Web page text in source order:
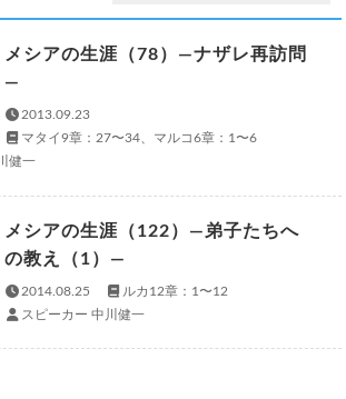
メシアの生涯（78）—ナザレ再訪問
—
2013.09.23
マタイ9章：27〜34、マルコ6章：1〜6
健一
メシアの生涯（122）—弟子たちへ
の教え（1）—
2014.08.25
ルカ12章：1〜12
スピーカー 中川健一